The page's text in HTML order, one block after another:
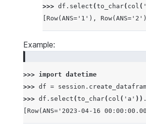
>>> df . select (to_char( col (
[Row(ANS='1'),
Example:
>>> import datetime
>>> df = session .
>>> df . select (to_char( col ( 'a' )) .
[Row(ANS='2023-04-16